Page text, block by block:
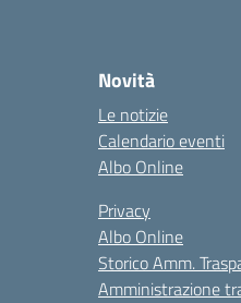
Novità
Le notizie
Calendario eventi
Albo Online
Privacy
Albo Online
Storico Amm.
Amministrazione